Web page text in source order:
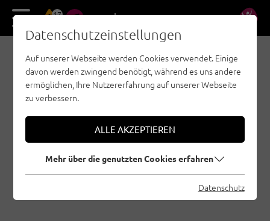
17 DE EN
SPORTKLETTERN,
BOULDERN ODER
KLETTERSTEIG: DER
BAGLE DARF IM
RUCKSACK NICHT
FEHLEN
|
Klettersteige, Bouldern, Sportklettern, Allgemein
Datenschutzeinstellungen
Auf unserer Webseite werden Cookies verwendet. Einige
davon werden zwingend benötigt, während es uns andere
ermöglichen, Ihre Nutzererfahrung auf unserer Webseite
zu verbessern.
ALLE AKZEPTIEREN
Mehr über die genutzten Cookies erfahren
Datenschutz